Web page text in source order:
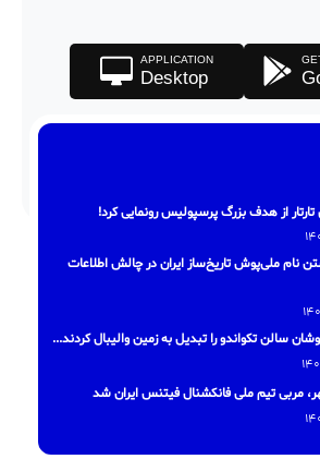
APPLICATION
Desktop
از هدف بزرگ پرسپولیس رونمایی کرد!
نام ملی‌پوش تاریخ‌ساز ایران در چالش اطلاعات
سالن تکواندو را تبدیل به زمین والیبال کردند...
مربی تیم ملی فانکشنال فیتنس ایران شد